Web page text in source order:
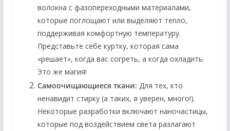
волокна с фазопереходными материалами,
которые поглощают или выделяют тепло,
поддерживая комфортную температуру.
Представьте себе куртку, которая сама
«решает», когда вас согреть, а когда охладить.
Это же магия!
Самоочищающиеся ткани: Для тех, кто
ненавидит стирку (а таких, я уверен, много!).
Некоторые разработки включают наночастицы,
которые под воздействием света разлагают